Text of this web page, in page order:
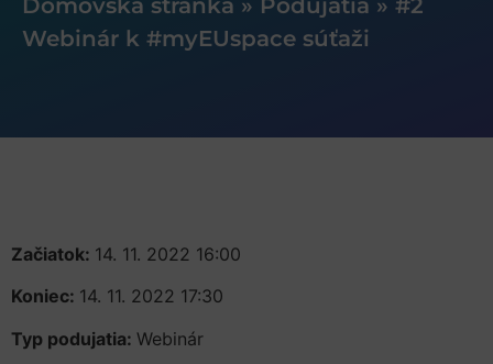
Domovská stránka » Podujatia » #2
Webinár k #myEUspace súťaži
Začiatok: 14. 11. 2022 16:00
Koniec: 14. 11. 2022 17:30
Typ podujatia: Webinár